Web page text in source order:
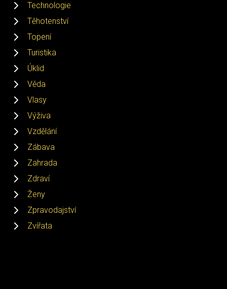
Technologie
Těhotenství
Topení
Turistika
Úklid
Věda
Vlasy
Výživa
Vzdělání
Zábava
Zahrada
Zdraví
Ženy
Zpravodajství
Zvířata